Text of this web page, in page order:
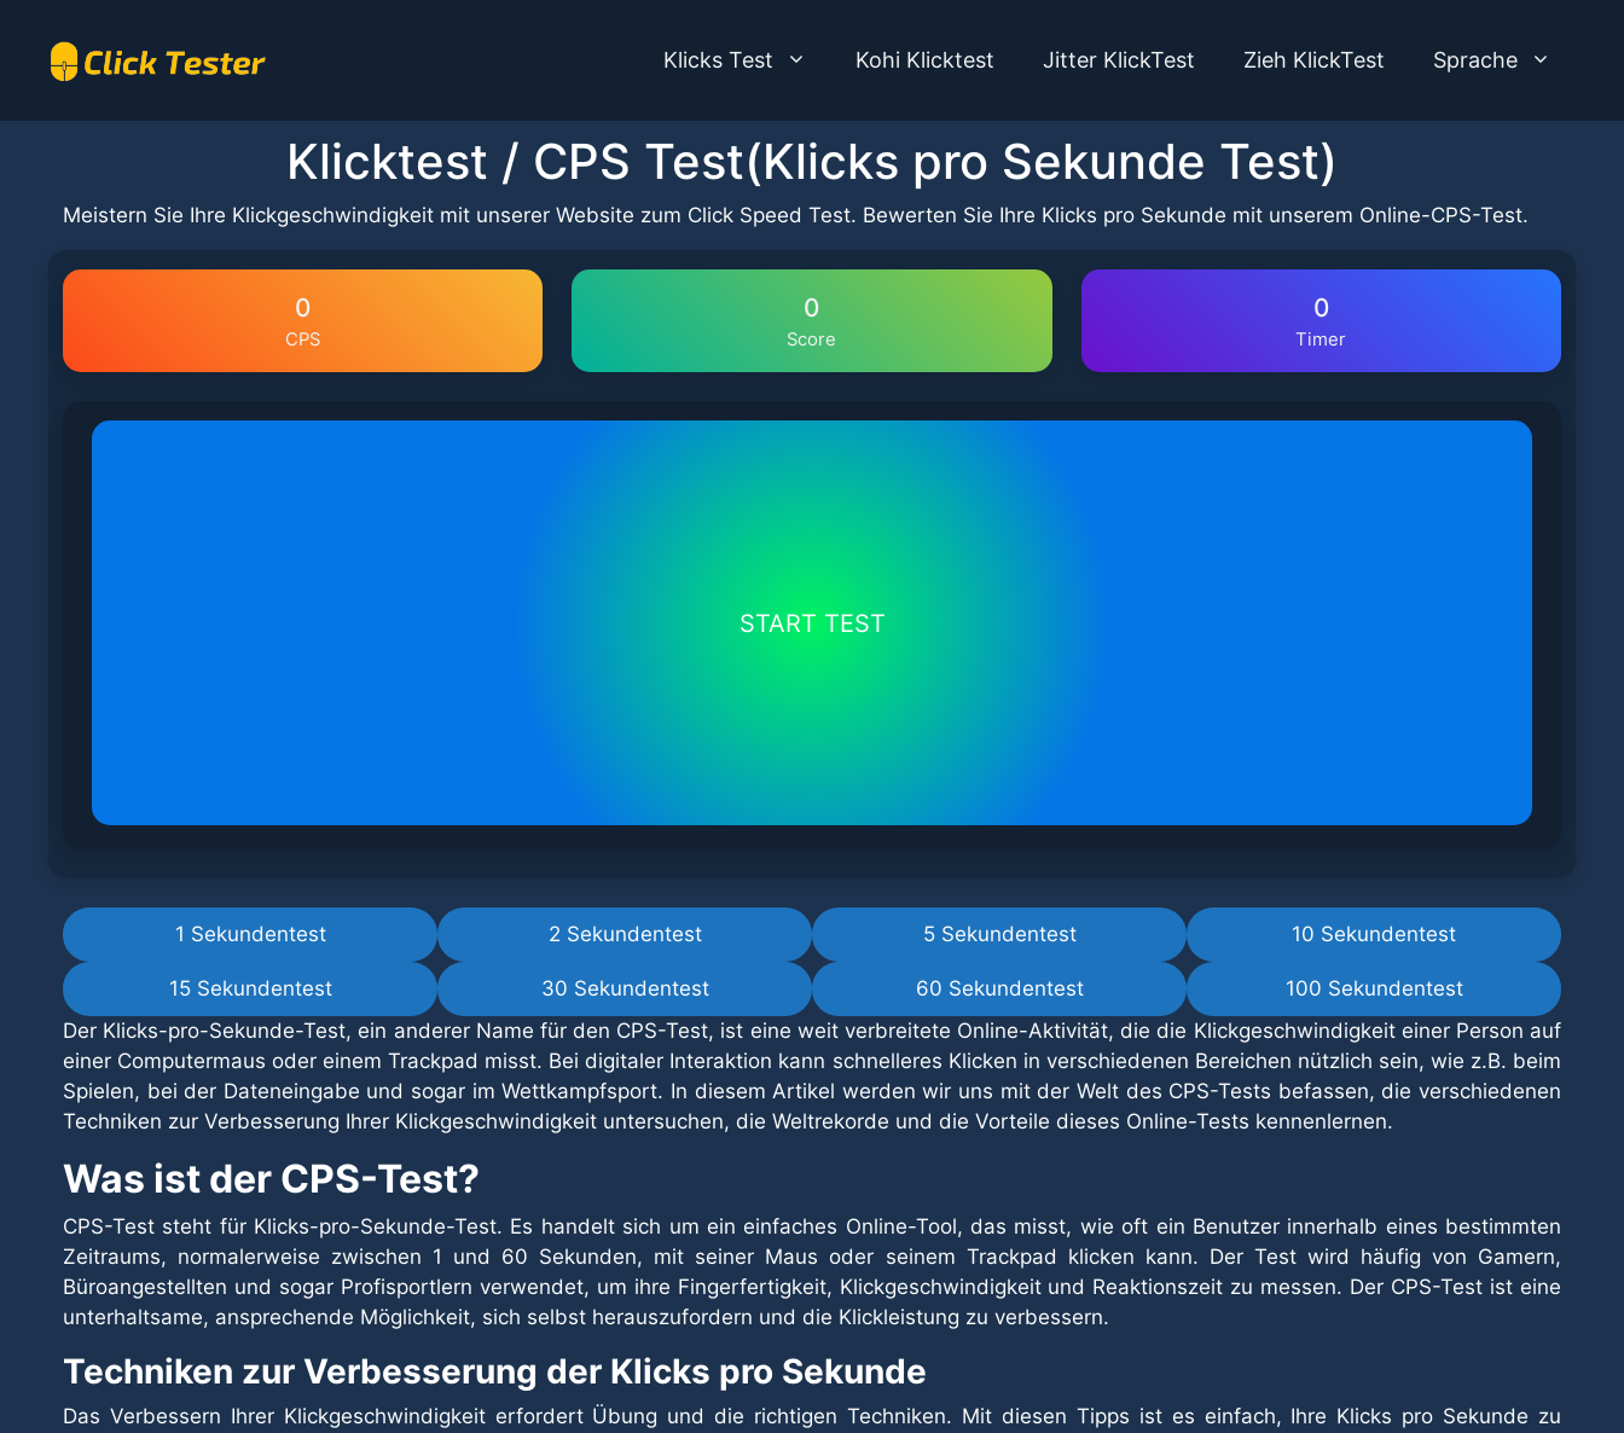
content
Klicks Test Kohi Klicktest Jitter KlickTest Zieh KlickTest Sprache
Klicktest / CPS Test(Klicks pro Sekunde Test)
Meistern Sie Ihre Klickgeschwindigkeit mit unserer Website zum Click Speed Test. Bewerten Sie Ihre Klicks pro Sekunde mit unserem Online-CPS-Test.
0
CPS
0
Score
0
Timer
START TEST
1 Sekundentest 2 Sekundentest 5 Sekundentest 10 Sekundentest
15 Sekundentest 30 Sekundentest 60 Sekundentest
100 Sekundentest
Der Klicks-pro-Sekunde-Test, ein anderer Name für den CPS-Test, ist eine weit verbreitete Online-Aktivität, die die Klickgeschwindigkeit einer Person auf
einer Computermaus oder einem Trackpad misst. Bei digitaler Interaktion kann schnelleres Klicken in verschiedenen Bereichen nützlich sein, wie z.B. beim
Spielen, bei der Dateneingabe und sogar im Wettkampfsport. In diesem Artikel werden wir uns mit der Welt des CPS-Tests befassen, die verschiedenen
Techniken zur Verbesserung Ihrer Klickgeschwindigkeit untersuchen, die Weltrekorde und die Vorteile dieses Online-Tests kennenlernen.
Was ist der CPS-Test?
CPS-Test steht für Klicks-pro-Sekunde-Test. Es handelt sich um ein einfaches Online-Tool, das misst, wie oft ein Benutzer innerhalb eines bestimmten
Zeitraums, normalerweise zwischen 1 und 60 Sekunden, mit seiner Maus oder seinem Trackpad klicken kann. Der Test wird häufig von Gamern,
Büroangestellten und sogar Profisportlern verwendet, um ihre Fingerfertigkeit, Klickgeschwindigkeit und Reaktionszeit zu messen. Der CPS-Test ist eine
unterhaltsame, ansprechende Möglichkeit, sich selbst herauszufordern und die Klickleistung zu verbessern.
Techniken zur Verbesserung der Klicks pro Sekunde
Das Verbessern Ihrer Klickgeschwindigkeit erfordert Übung und die richtigen Techniken. Mit diesen Tipps ist es einfach, Ihre Klicks pro Sekunde zu